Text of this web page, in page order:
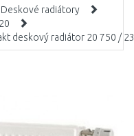
Deskové radiátory
deskový radiátor 20 750 /